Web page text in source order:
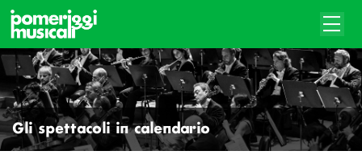
Gli spettacoli in calendario